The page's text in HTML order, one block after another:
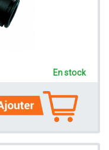
En stock